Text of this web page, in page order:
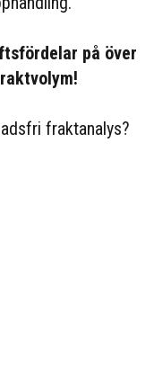
på över
fraktanalys?